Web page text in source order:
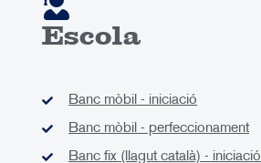
Escola
Banc mòbil - iniciació
Banc mòbil - perfeccionament
Banc fix (llagut català) - iniciació